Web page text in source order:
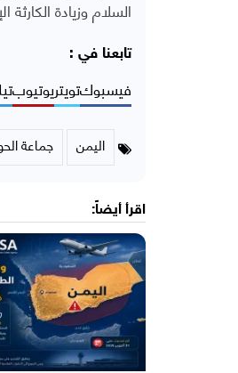
السلام وزيادة الكارثة
تابعنا في :
فيسبوكتويتريوتيوب
اليمن جماعة
اقرأ أيضاً: